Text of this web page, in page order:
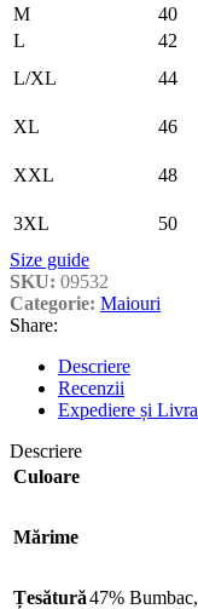
M
40
L
42
L/XL
44
XL 46
XXL 48
3XL 50
Size guide
SKU: 09532
Categorie: Maiouri
Share:
Descriere
Recenzii
Expediere și
Descriere
Culoare
Mărime
Țesătură47% Bumbac,